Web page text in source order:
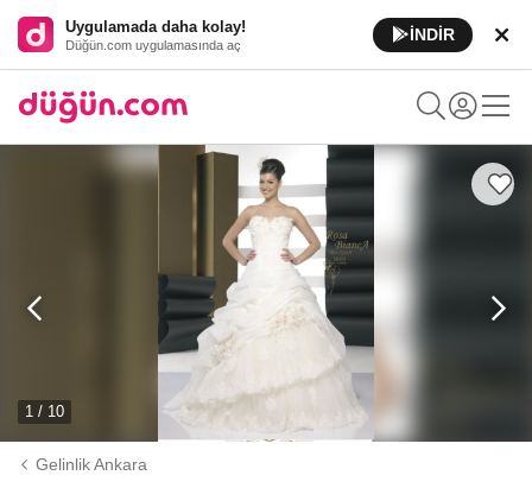
Uygulamada daha kolay!
Düğün.com uygulamasında aç
İNDİR
1 / 10
Gelinlik Ankara